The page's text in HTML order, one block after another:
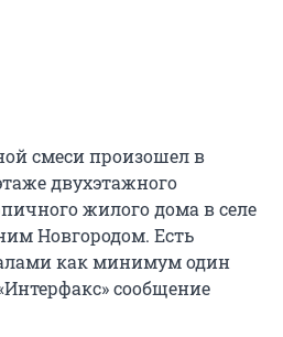
смеси произошел в
двухэтажного
жилого дома в селе
Новгородом. Есть
как минимум один
сообщение